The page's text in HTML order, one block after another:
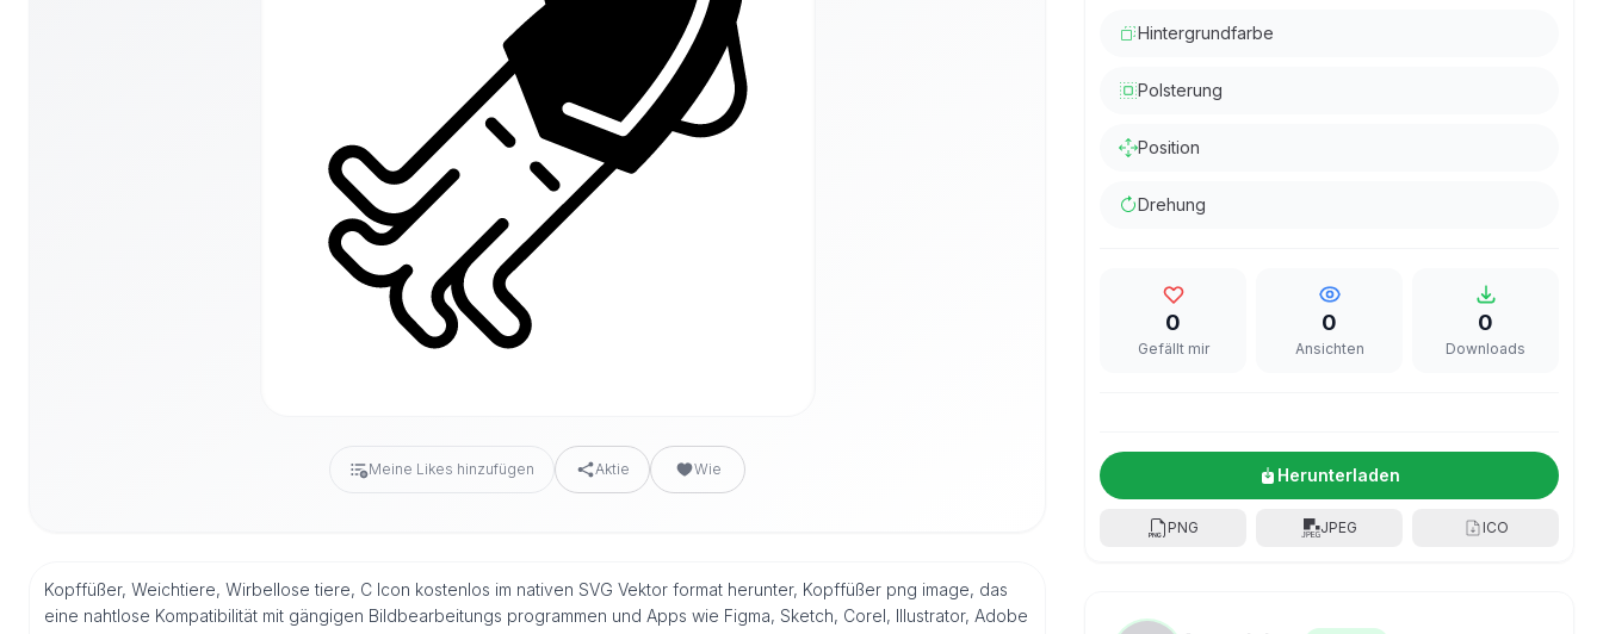
Meine Likes hinzufügen Aktie Wie
Kopffüßer, Weichtiere, Wirbellose tiere, C Icon kostenlos im nativen SVG Vektor format herunter, Kopffüßer png image, das
eine nahtlose Kompatibilität mit gängigen Bildbearbeitungs programmen und Apps wie Figma, Sketch, Corel, Illustrator, Adobe
Hintergrundfarbe
Polsterung
Position
Drehung
0
Gefällt mir
0
Ansichten
0
Downloads
Herunterladen
PNG JPEG ICO